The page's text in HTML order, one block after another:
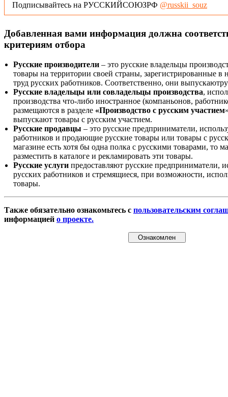
Подписывайтесь на РУССКИЙСОЮЗРФ @russkii_souz
Добавленная вами информация должна
критериям отбора
Русские производители – это русские владельцы
товары на территории своей страны, зарегистрированные
труд русских работников. Соответственно, они
Русские владельцы или совладельцы производства,
производства что-либо иностранное (компаньонов,
размещаются в разделе «Производство с русским участием
выпускают товары с русским участием.
Русские продавцы – это русские предприниматели,
работников и продающие русские товары или товары с
магазине есть хотя бы одна полка с русскими товарами, то
разместить в каталоге и рекламировать эти товары.
Русские услуги предоставляют русские предприниматели,
русских работников и стремящиеся, при возможности,
товары.
Также обязательно ознакомьтесь с пользовательским
информацией о проекте.
Ознакомлен